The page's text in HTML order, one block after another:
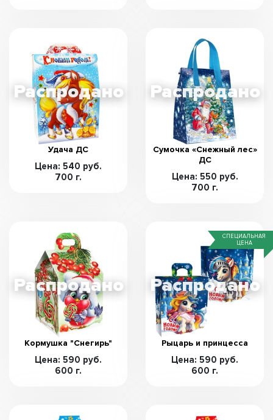
Удача ДС
Цена: 540 руб.
700 г.
Сумочка «Снежный лес»
ДС
Цена: 550 руб.
700 г.
Кормушка "Снегирь"
Цена: 590 руб.
600 г.
СПЕЦИАЛЬНАЯ
ЦЕНА
Рыцарь и принцесса
Цена: 590 руб.
600 г.